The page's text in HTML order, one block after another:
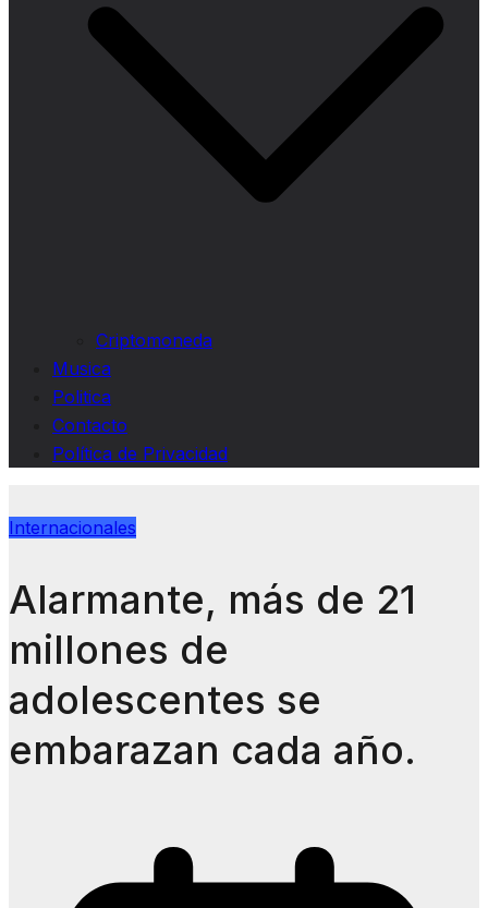
Criptomoneda
Musica
Politica
Contacto
Política de Privacidad
Internacionales
Alarmante, más de 21
millones de
adolescentes se
embarazan cada año.